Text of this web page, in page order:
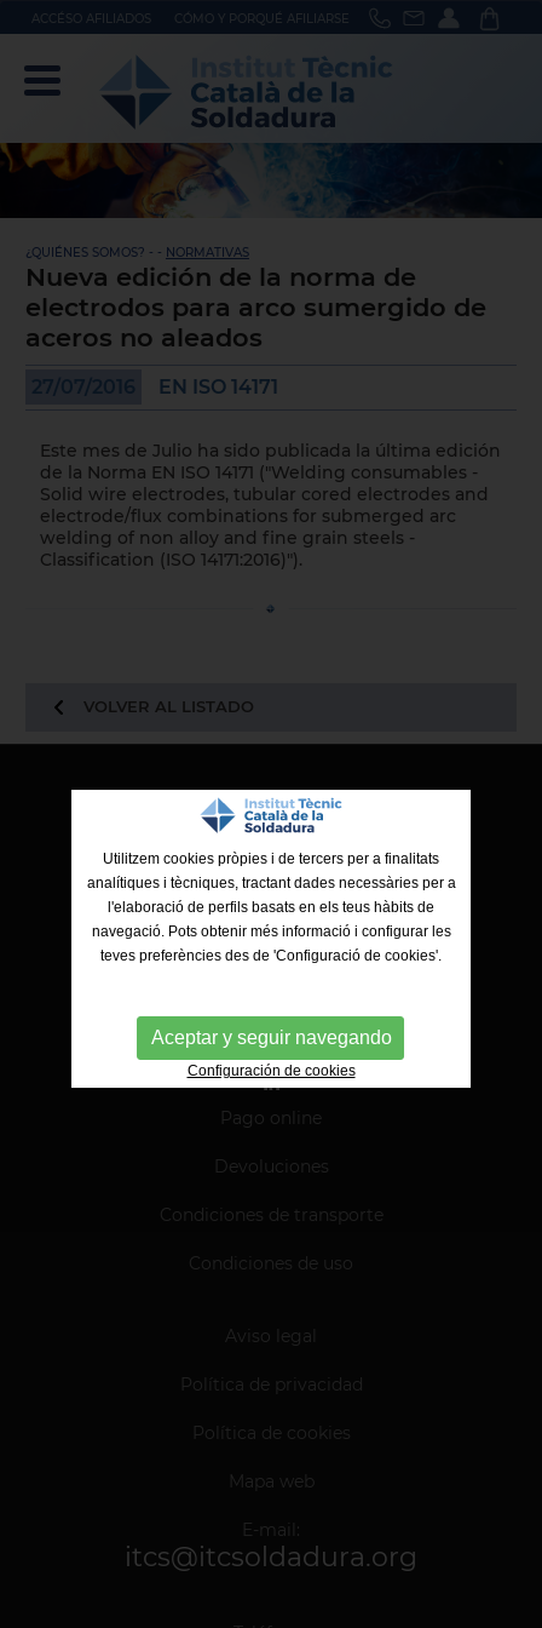
ACCÉSO AFILIADOS CÓMO Y PORQUÉ AFILIARSE
¿QUIÉNES SOMOS? - - NORMATIVAS
Nueva edición de la norma de
electrodos para arco sumergido de
aceros no aleados
27/07/2016 EN ISO 14171
Este mes de Julio ha sido publicada la última edición
de la Norma EN ISO 14171 ("Welding consumables -
Solid wire electrodes, tubular cored electrodes and
electrode/flux combinations for submerged arc
welding of non alloy and fine grain steels -
Classification (ISO 14171:2016)").
VOLVER AL LISTADO
ITCS - Institut Tècnic Català de la Soldadura
08191 Rubí (Barcelona)
Pago online
Devoluciones
Condiciones de transporte
Condiciones de uso
Aviso legal
Política de privacidad
Política de cookies
Mapa web
E-mail:
itcs@itcsoldadura.org
Utilitzem cookies pròpies i de tercers per a finalitats
analítiques i tècniques, tractant dades necessàries per a
l'elaboració de perfils basats en els teus hàbits de
navegació. Pots obtenir més informació i configurar les
teves preferències des de 'Configuració de cookies'.
Aceptar y seguir navegando
Configuración de cookies